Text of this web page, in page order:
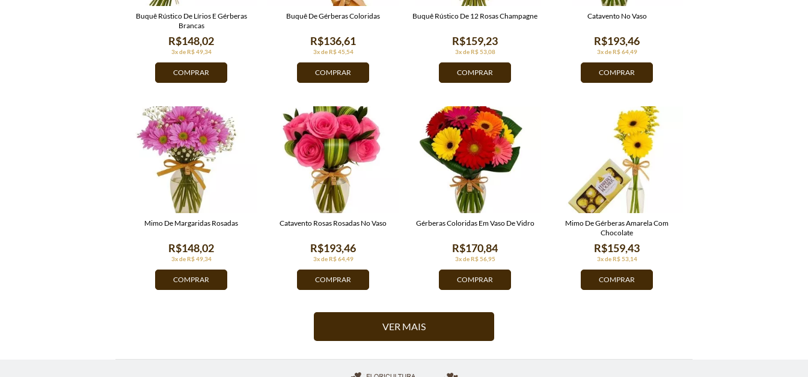
COMPRAR
3x de R$ 49,34
R$148,02
Buquê Rústico De Lírios E Gérberas
Brancas
COMPRAR
3x de R$ 45,54
R$136,61
Buquê De Gérberas Coloridas
COMPRAR
3x de R$ 53,08
R$159,23
Buquê Rústico De 12 Rosas Champagne
COMPRAR
3x de R$ 64,49
R$193,46
Catavento No Vaso
COMPRAR
3x de R$ 49,34
R$148,02
Mimo De Margaridas Rosadas
COMPRAR
3x de R$ 64,49
R$193,46
Catavento Rosas Rosadas No Vaso
COMPRAR
3x de R$ 56,95
R$170,84
Gérberas Coloridas Em Vaso De Vidro
COMPRAR
3x de R$ 53,14
R$159,43
Mimo De Gérberas Amarela Com
Chocolate
VER MAIS